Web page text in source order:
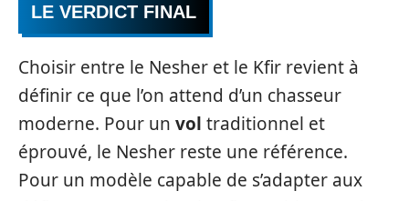
LE VERDICT FINAL
Choisir entre le Nesher et le Kfir revient à
définir ce que l’on attend d’un chasseur
moderne. Pour un vol traditionnel et
éprouvé, le Nesher reste une référence.
Pour un modèle capable de s’adapter aux